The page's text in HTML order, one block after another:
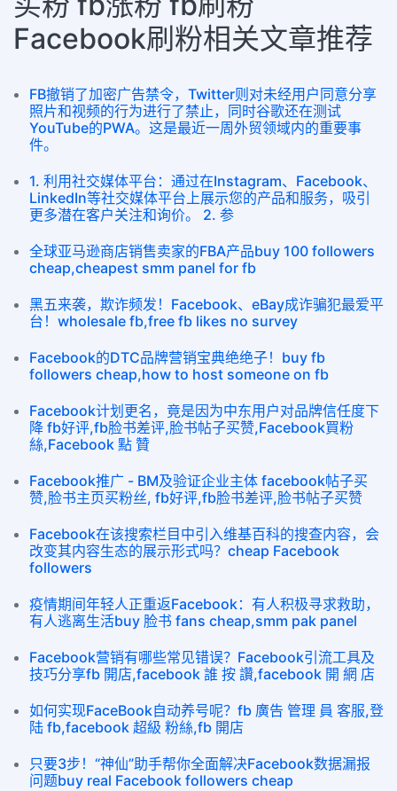
Facebook刷粉相关文章推荐
FB撤销了加密广告禁令，Twitter则对未经用户同意分享
照片和视频的行为进行了禁止，同时谷歌还在测试
YouTube的PWA。这是最近一周外贸领域内的重要事
件。
1. 利用社交媒体平台：通过在Instagram、Facebook、
LinkedIn等社交媒体平台上展示您的产品和服务，吸引
更多潜在客户关注和询价。 2. 参
全球亚马逊商店销售卖家的FBA产品buy 100 followers
cheap,cheapest smm panel for fb
黑五来袭，欺诈频发！Facebook、eBay成诈骗犯最爱平
台！wholesale fb,free fb likes no survey
Facebook的DTC品牌营销宝典绝绝子！buy fb
followers cheap,how to host someone on fb
​Facebook计划更名，竟是因为中东用户对品牌信任度下
降 fb好评,fb脸书差评,脸书帖子买赞,Facebook買粉
絲,Facebook 點 贊
Facebook推广 - BM及验证企业主体 facebook帖子买
赞,脸书主页买粉丝, fb好评,fb脸书差评,脸书帖子买赞
Facebook在该搜索栏目中引入维基百科的搜查内容，会
改变其内容生态的展示形式吗？cheap Facebook
followers
疫情期间年轻人正重返Facebook：有人积极寻求救助，
有人逃离生活buy 脸书 fans cheap,smm pak panel
Facebook营销有哪些常见错误？Facebook引流工具及
技巧分享fb 開店,facebook 誰 按 讚,facebook 開 網 店
如何实现FaceBook自动养号呢？fb 廣告 管理 員 客服,登
陆 fb,facebook 超級 粉絲,fb 開店
只要3步！“神仙”助手帮你全面解决Facebook数据漏报
问题buy real Facebook followers cheap